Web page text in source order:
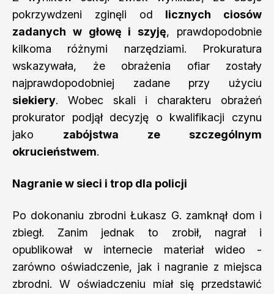
pokrzywdzeni zginęli od licznych ciosów
zadanych w głowę i szyję, prawdopodobnie
kilkoma różnymi narzędziami. Prokuratura
wskazywała, że obrażenia ofiar zostały
najprawdopodobniej zadane przy użyciu
siekiery. Wobec skali i charakteru obrażeń
prokurator podjął decyzję o kwalifikacji czynu
jako zabójstwa ze szczególnym
okrucieństwem.
Nagranie w sieci i trop dla policji
Po dokonaniu zbrodni Łukasz G. zamknął dom i
zbiegł. Zanim jednak to zrobił, nagrał i
opublikował w internecie materiał wideo -
zarówno oświadczenie, jak i nagranie z miejsca
zbrodni. W oświadczeniu miał się przedstawić